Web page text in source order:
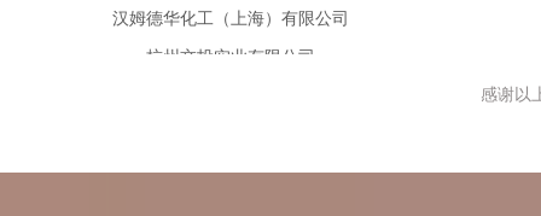
杭州理灵智能科技有限公司
杭州珀汇贸易有限公司
感谢以